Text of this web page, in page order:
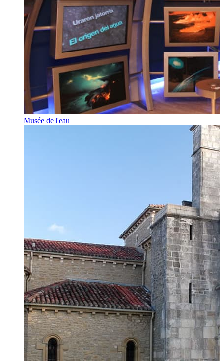
Musée de l'eau